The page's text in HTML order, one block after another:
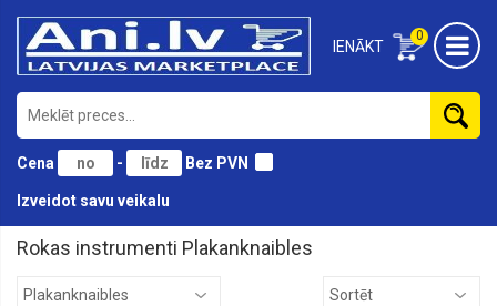
0
IENĀKT
Cena - Bez PVN
Izveidot savu veikalu
Rokas instrumenti Plakanknaibles